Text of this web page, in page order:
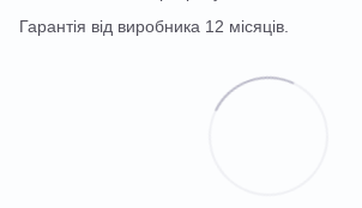
Гарантія від виробника 12 місяців.